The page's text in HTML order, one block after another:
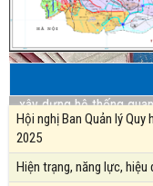
Khảo sát hỗn hợp lần
xây dựng hệ thống
lý vận hành tại hệ
Hội nghị Ban Quản lý
2025
Hiện trạng, năng lực,